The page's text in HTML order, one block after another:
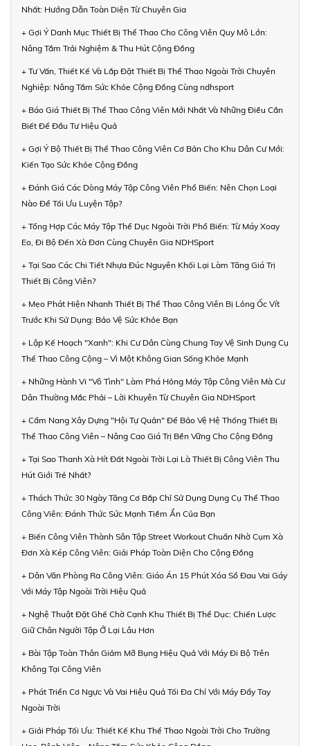
Nhất: Hướng Dẫn Toàn Diện Từ Chuyên Gia
+ Gợi Ý Danh Mục Thiết Bị Thể Thao Cho Công Viên Quy Mô Lớn:
Nâng Tầm Trải Nghiệm & Thu Hút Cộng Đồng
+ Tư Vấn, Thiết Kế Và Lắp Đặt Thiết Bị Thể Thao Ngoài Trời Chuyên
Nghiệp: Nâng Tầm Sức Khỏe Cộng Đồng Cùng ndhsport
+ Báo Giá Thiết Bị Thể Thao Công Viên Mới Nhất Và Những Điều Cần
Biết Để Đầu Tư Hiệu Quả
+ Gợi Ý Bộ Thiết Bị Thể Thao Công Viên Cơ Bản Cho Khu Dân Cư Mới:
Kiến Tạo Sức Khỏe Cộng Đồng
+ Đánh Giá Các Dòng Máy Tập Công Viên Phổ Biến: Nên Chọn Loại
Nào Để Tối Ưu Luyện Tập?
+ Tổng Hợp Các Máy Tập Thể Dục Ngoài Trời Phổ Biến: Từ Máy Xoay
Eo, Đi Bộ Đến Xà Đơn Cùng Chuyên Gia NDHSport
+ Tại Sao Các Chi Tiết Nhựa Đúc Nguyên Khối Lại Làm Tăng Giá Trị
Thiết Bị Công Viên?
+ Mẹo Phát Hiện Nhanh Thiết Bị Thể Thao Công Viên Bị Lỏng Ốc Vít
Trước Khi Sử Dụng: Bảo Vệ Sức Khỏe Bạn
+ Lập Kế Hoạch "Xanh": Khi Cư Dân Cùng Chung Tay Vệ Sinh Dụng Cụ
Thể Thao Công Cộng – Vì Một Không Gian Sống Khỏe Mạnh
+ Những Hành Vi "Vô Tình" Làm Phá Hỏng Máy Tập Công Viên Mà Cư
Dân Thường Mắc Phải – Lời Khuyên Từ Chuyên Gia NDHSport
+ Cẩm Nang Xây Dựng "Hội Tự Quản" Để Bảo Vệ Hệ Thống Thiết Bị
Thể Thao Công Viên – Nâng Cao Giá Trị Bền Vững Cho Cộng Đồng
+ Tại Sao Thanh Xà Hít Đất Ngoài Trời Lại Là Thiết Bị Công Viên Thu
Hút Giới Trẻ Nhất?
+ Thách Thức 30 Ngày Tăng Cơ Bắp Chỉ Sử Dụng Dụng Cụ Thể Thao
Công Viên: Đánh Thức Sức Mạnh Tiềm Ẩn Của Bạn
+ Biến Công Viên Thành Sân Tập Street Workout Chuẩn Nhờ Cụm Xà
Đơn Xà Kép Công Viên: Giải Pháp Toàn Diện Cho Cộng Đồng
+ Dân Văn Phòng Ra Công Viên: Giáo Án 15 Phút Xóa Sổ Đau Vai Gáy
Với Máy Tập Ngoài Trời Hiệu Quả
+ Nghệ Thuật Đặt Ghế Chờ Cạnh Khu Thiết Bị Thể Dục: Chiến Lược
Giữ Chân Người Tập Ở Lại Lâu Hơn
+ Bài Tập Toàn Thân Giảm Mỡ Bụng Hiệu Quả Với Máy Đi Bộ Trên
Không Tại Công Viên
+ Phát Triển Cơ Ngực Và Vai Hiệu Quả Tối Đa Chỉ Với Máy Đẩy Tay
Ngoài Trời
+ Giải Pháp Tối Ưu: Thiết Kế Khu Thể Thao Ngoài Trời Cho Trường